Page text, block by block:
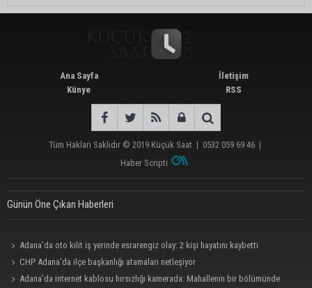
Ana Sayfa
Künye
İletişim
RSS
Tüm Hakları Saklıdır © 2019 Küçük Saat | 0532 059 69 46 |
Haber Scripti
Günün Öne Çıkan Haberleri
Adana’da oto kilit iş yerinde esrarengiz olay: 2 kişi hayatını kaybetti
CHP Adana’da ilçe başkanlığı atamaları netleşiyor
Adana’da internet kablosu hırsızlığı kamerada: Mahallenin bir bölümünde